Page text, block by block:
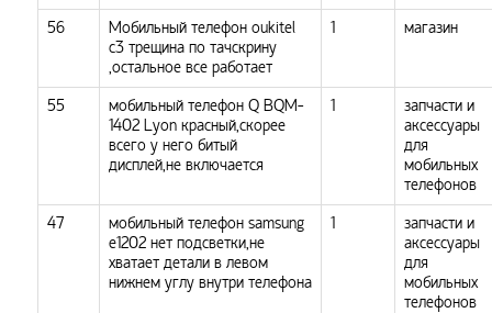
56
Мобильный телефон oukitel
c3 трещина по тачскрину
,остальное все работает
1 магазин
55
мобильный телефон Q BQM-
1402 Lyon красный,скорее
всего у него битый
дисплей,не включается
1
запчасти и
аксессуары
для
мобильных
телефонов
47
мобильный телефон samsung
e1202 нет подсветки,не
хватает детали в левом
нижнем углу внутри телефона
1
запчасти и
аксессуары
для
мобильных
телефонов